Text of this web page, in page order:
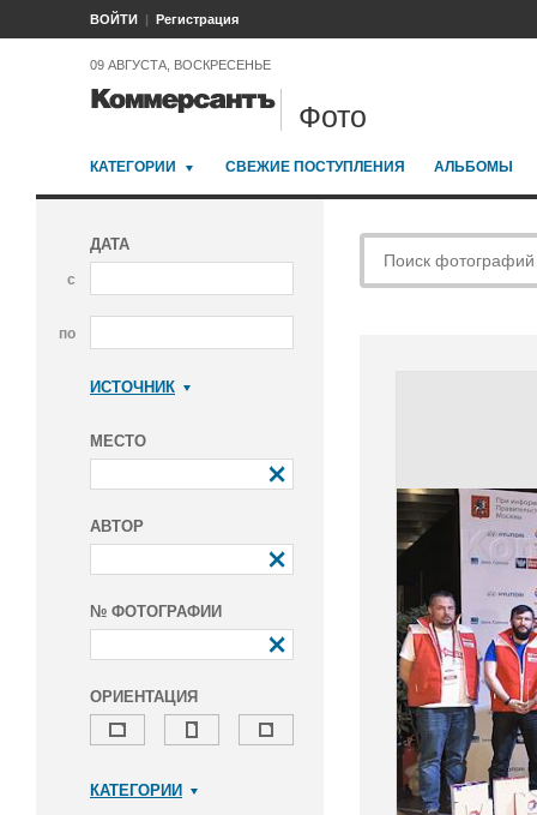
ВОЙТИ Регистрация
09 АВГУСТА, ВОСКРЕСЕНЬЕ
Фото
КАТЕГОРИИ СВЕЖИЕ ПОСТУПЛЕНИЯ АЛЬБОМЫ
ДАТА
с
по
ИСТОЧНИК
МЕСТО
АВТОР
№ ФОТОГРАФИИ
ОРИЕНТАЦИЯ
КАТЕГОРИИ